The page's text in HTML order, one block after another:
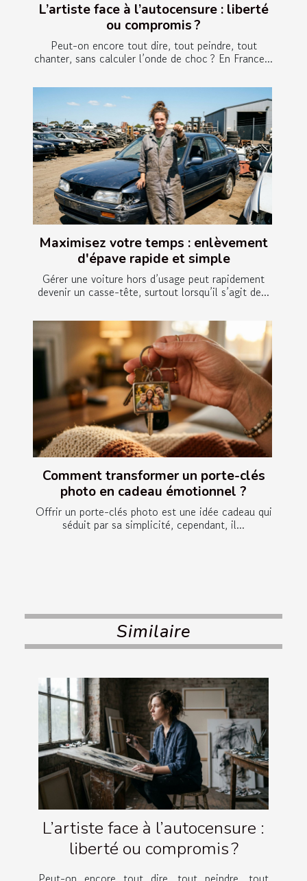
L’artiste face à l’autocensure : liberté
ou compromis ?
Peut-on encore tout dire, tout peindre, tout
chanter, sans calculer l’onde de choc ? En France...
Maximisez votre temps : enlèvement
d'épave rapide et simple
Gérer une voiture hors d’usage peut rapidement
devenir un casse-tête, surtout lorsqu’il s’agit de...
Comment transformer un porte-clés
photo en cadeau émotionnel ?
Offrir un porte-clés photo est une idée cadeau qui
séduit par sa simplicité, cependant, il...
Similaire
L’artiste face à l’autocensure :
liberté ou compromis ?